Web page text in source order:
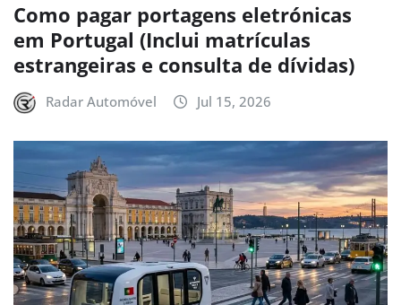
Como pagar portagens eletrónicas
em Portugal (Inclui matrículas
estrangeiras e consulta de dívidas)
Radar Automóvel Jul 15, 2026